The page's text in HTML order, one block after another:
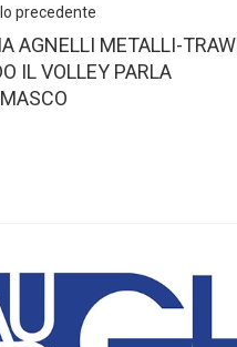
precedente
AGNELLI METALLI-
IL VOLLEY PARLA